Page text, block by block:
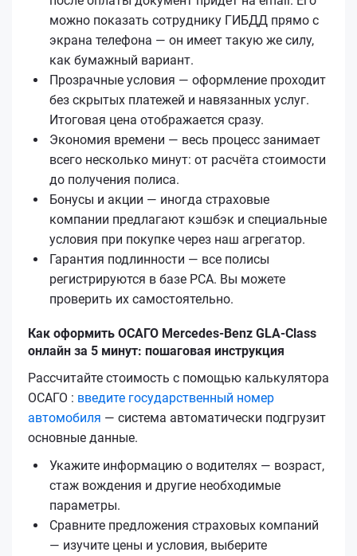
можно показать сотруднику ГИБДД прямо с
экрана телефона — он имеет такую же силу,
как бумажный вариант.
Прозрачные условия — оформление проходит
без скрытых платежей и навязанных услуг.
Итоговая цена отображается сразу.
Экономия времени — весь процесс занимает
всего несколько минут: от расчёта стоимости
до получения полиса.
Бонусы и акции — иногда страховые
компании предлагают кэшбэк и специальные
условия при покупке через наш агрегатор.
Гарантия подлинности — все полисы
регистрируются в базе РСА. Вы можете
проверить их самостоятельно.
Как оформить ОСАГО Mercedes-Benz GLA-Class
онлайн за 5 минут: пошаговая инструкция
Рассчитайте стоимость с помощью калькулятора
ОСАГО : введите государственный номер
автомобиля — система автоматически подгрузит
основные данные.
Укажите информацию о водителях — возраст,
стаж вождения и другие необходимые
параметры.
Сравните предложения страховых компаний
— изучите цены и условия, выберите